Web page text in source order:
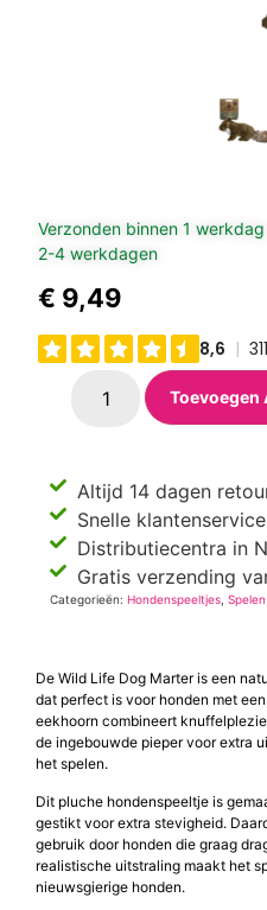
Verzonden binnen 1
2-4 werkdagen
€ 9,49
Toevoegen
Altijd 14 dagen
Snelle klantenservice
Distributiecentra in
Gratis verzending
Categorieën:Hondenspeeltjes ,
De Wild Life Dog Marter is een
dat perfect is voor honden met
eekhoorn combineert
de ingebouwde pieper voor extra
het spelen.
Dit pluche hondenspeeltje is
gestikt voor extra stevigheid.
gebruik door honden die graag
realistische uitstraling maakt het
nieuwsgierige honden.